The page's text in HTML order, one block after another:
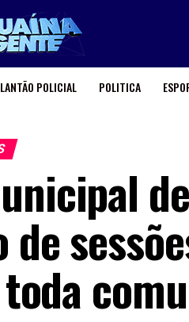
POLICIAL POLITICA